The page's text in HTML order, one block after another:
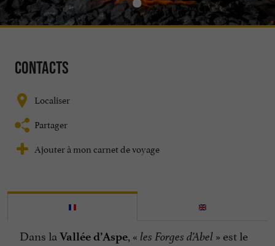
Contacts
Localiser
Partager
Ajouter à mon carnet de voyage
Dans la Vallée d’Aspe, « les Forges d’Abel » est le